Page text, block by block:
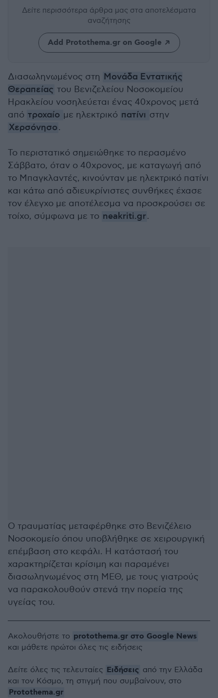
Δείτε περισσότερα άρθρα μας στα αποτελέσματα
αναζήτησης
Add Protothema.gr on Google
Διασωληνωμένος στη Μονάδα Εντατικής
Θεραπείας του Βενιζελείου Νοσοκομείου
Ηρακλείου νοσηλεύεται ένας 40χρονος μετά
από τροχαίο με ηλεκτρικό πατίνι στην
Χερσόνησο.
Το περιστατικό σημειώθηκε το περασμένο
Σάββατο, όταν ο 40χρονος, με καταγωγή από
το Μπαγκλαντές, κινούνταν με ηλεκτρικό πατίνι
και κάτω από αδιευκρίνιστες συνθήκες έχασε
τον έλεγχο με αποτέλεσμα να προσκρούσει σε
τοίχο, σύμφωνα με το neakriti.gr.
Ο τραυματίας μεταφέρθηκε στο Βενιζέλειο
Νοσοκομείο όπου υποβλήθηκε σε χειρουργική
επέμβαση στο κεφάλι. Η κατάστασή του
χαρακτηρίζεται κρίσιμη και παραμένει
διασωληνωμένος στη ΜΕΘ, με τους γιατρούς
να παρακολουθούν στενά την πορεία της
υγείας του.
Ακολουθήστε το protothema.gr στο Google News
και μάθετε πρώτοι όλες τις ειδήσεις
Δείτε όλες τις τελευταίες Ειδήσεις από την Ελλάδα
και τον Κόσμο, τη στιγμή που συμβαίνουν, στο
Protothema.gr